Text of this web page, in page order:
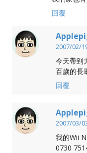
回覆
2007/02/
今天帶到
百歲的長
回覆
2007/03/
我的Wii
0730